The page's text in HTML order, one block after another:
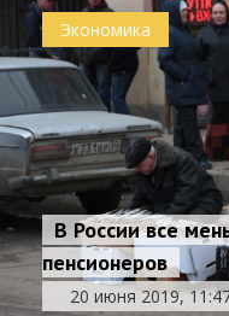
Экономика
В России все
пенсионеров
20 июня 2019,